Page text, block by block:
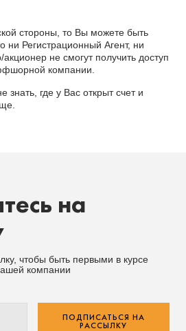
стороны, то Вы можете быть
ни Регистрационный Агент, ни
не смогут получить доступ
компании.
знать, где у Вас открыт счет и
на
чтобы быть первыми в курсе
компании
ПОДПИСАТЬСЯ НА
РАССЫЛКУ